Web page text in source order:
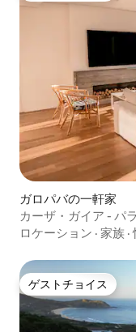
ガロパバの一軒家
カーザ・ガイア - パ
ロケーション · 家族 ·
ゲストチョイス
ゲストチョイス